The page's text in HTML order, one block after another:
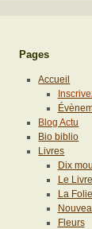
Pages
Accueil
Blog Actu
Bio biblio
Livres
Dix
Le
La
Fleurs